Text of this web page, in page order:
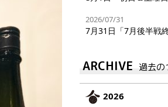
2026/07/31
7月31日「7月後半戦終
ARCHIVE 過去の
2026